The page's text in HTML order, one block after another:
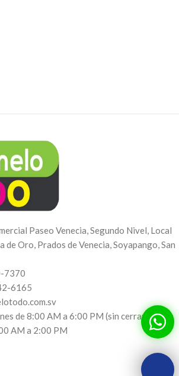
Paseo Venecia, Segundo Nivel, Local
Oro, Prados de Venecia, Soyapango, San
7370
6165
de 8:00 AM a 6:00 PM (sin cerrar al
AM a 2:00 PM